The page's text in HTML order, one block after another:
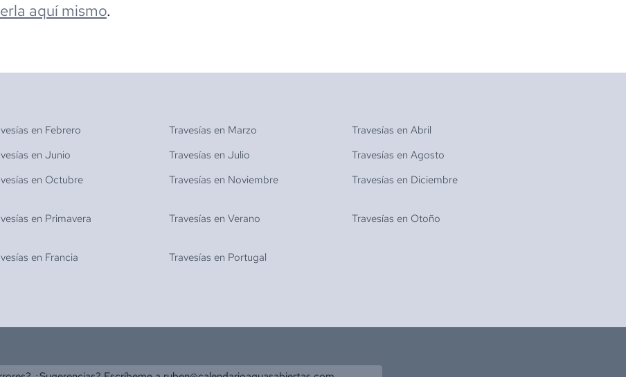
aquí mismo.
en Febrero Travesías en Marzo Travesías en Abril
en Junio Travesías en Julio Travesías en Agosto
en Octubre Travesías en Noviembre Travesías en Diciembre
en Primavera Travesías en Verano Travesías en Otoño
en Francia Travesías en Portugal